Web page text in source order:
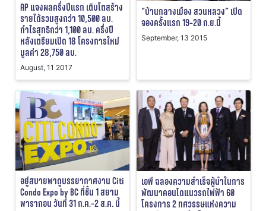
AP แจงผลครึ่งปีแรก เติบโตสร้าง
รายได้รวมสูงกว่า 10,500 ลบ.
กำไรสุทธิกว่า 1,100 ลบ. ครึ่งปี
หลังเตรียมเปิด 18 โครงการใหม่
มูลค่า 28,750 ลบ.
August, 11 2017
“บ้านกลางเมือง สวนหลวง” เปิด
จองครั้งแรก 19-20 ก.ย.นี้
September, 13 2015
อยู่สบายพาดูบรรยากาศงาน Citi
Condo Expo by BC ที่ชั้น 1 สยาม
พารากอน วันที่ 31 ก.ค.-2 ส.ค. นี้
เอพี ฉลองความสำเร็จผู้นำในการ
พัฒนาคอนโดแนวรถไฟฟ้า 60
โครงการ 2 ทศวรรษแห่งความ